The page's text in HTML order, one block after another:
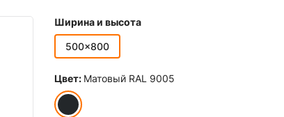
Ширина и высота
500x800
Цвет: Матовый RAL 9005